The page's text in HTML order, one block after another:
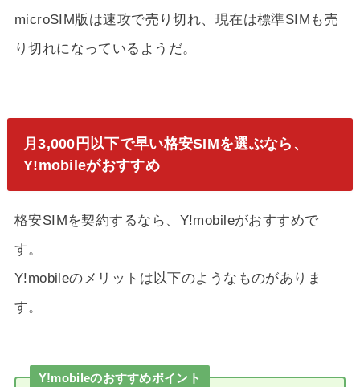
microSIM版は速攻で売り切れ、現在は標準SIMも売
り切れになっているようだ。
月3,000円以下で早い格安SIMを選ぶなら、
Y!mobileがおすすめ
格安SIMを契約するなら、Y!mobileがおすすめで
す。
Y!mobileのメリットは以下のようなものがありま
す。
Y!mobileのおすすめポイント